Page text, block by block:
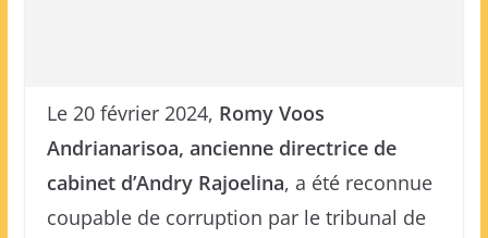
Le 20 février 2024, Romy Voos
Andrianarisoa, ancienne directrice de
cabinet d’Andry Rajoelina, a été reconnue
coupable de corruption par le tribunal de